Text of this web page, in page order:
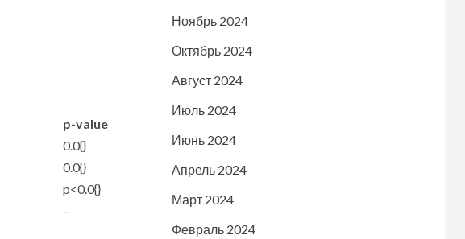
p-value
0.0{}
0.0{}
p<0.0{}
–
Ноябрь 2024
Октябрь 2024
Август 2024
Июль 2024
Июнь 2024
Апрель 2024
Март 2024
Февраль 2024